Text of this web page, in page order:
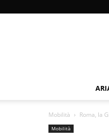
Mobilità Roma, la
Mobilità